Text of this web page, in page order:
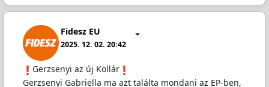
Fidesz EU
2025. 12. 02. 20:42
️Gerzsenyi az új Kollár
Gerzsenyi Gabriella ma azt találta mondani az EP-ben,